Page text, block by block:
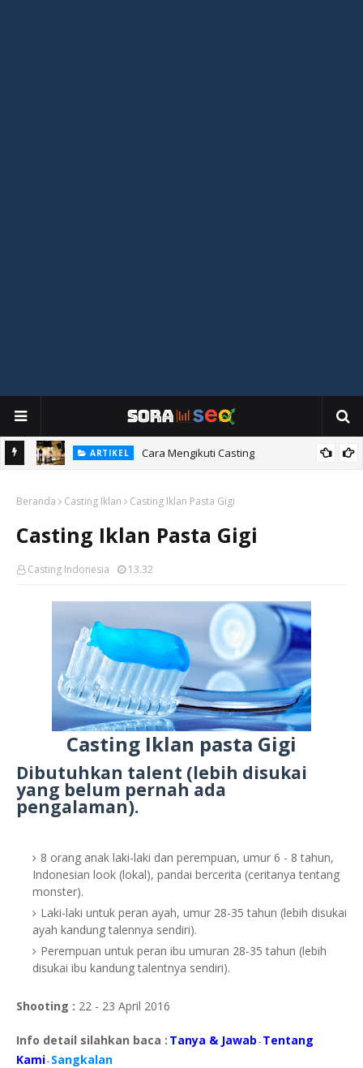
ARTIKEL Cara Mengikuti Casting
Beranda Casting Iklan Casting Iklan Pasta Gigi
Casting Iklan Pasta Gigi
Casting Indonesia 13.32
Casting Iklan pasta Gigi
Dibutuhkan talent (lebih disukai
yang belum pernah ada
pengalaman).
8 orang anak laki-laki dan perempuan, umur 6 - 8 tahun,
Indonesian look (lokal), pandai bercerita (ceritanya tentang
monster).
Laki-laki untuk peran ayah, umur 28-35 tahun (lebih disukai
ayah kandung talennya sendiri).
Perempuan untuk peran ibu umuran 28-35 tahun (lebih
disukai ibu kandung talentnya sendiri).
Shooting : 22 - 23 April 2016
Info detail silahkan baca : Tanya & Jawab - Tentang
Kami - Sangkalan